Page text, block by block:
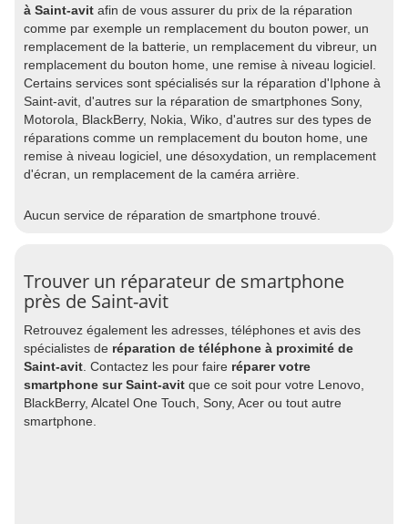
à Saint-avit afin de vous assurer du prix de la réparation
comme par exemple un remplacement du bouton power, un
remplacement de la batterie, un remplacement du vibreur, un
remplacement du bouton home, une remise à niveau logiciel.
Certains services sont spécialisés sur la réparation d'Iphone à
Saint-avit, d'autres sur la réparation de smartphones Sony,
Motorola, BlackBerry, Nokia, Wiko, d'autres sur des types de
réparations comme un remplacement du bouton home, une
remise à niveau logiciel, une désoxydation, un remplacement
d'écran, un remplacement de la caméra arrière.
Aucun service de réparation de smartphone trouvé.
Trouver un réparateur de smartphone
près de Saint-avit
Retrouvez également les adresses, téléphones et avis des
spécialistes de réparation de téléphone à proximité de
Saint-avit . Contactez les pour faire réparer votre
smartphone sur Saint-avit que ce soit pour votre Lenovo,
BlackBerry, Alcatel One Touch, Sony, Acer ou tout autre
smartphone.